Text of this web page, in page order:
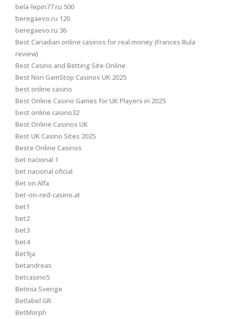
bela-lepin77.ru 500
beregaevo.ru 120
beregaevo.ru 36
Best Canadian online casinos for real money (Frances Bula
review)
Best Casino and Betting Site Online
Best Non GamStop Casinos UK 2025
best online casino
Best Online Casino Games for UK Players in 2025
best online casino32
Best Online Casinos UK
Best UK Casino Sites 2025
Beste Online Casinos
bet nacional 1
bet nacional oficial
Bet on Alfa
bet-on-red-casino.at
bet1
bet2
bet3
bet4
Bet9ja
betandreas
betcasino5
Betinia Sverige
Betlabel GR
BetMorph